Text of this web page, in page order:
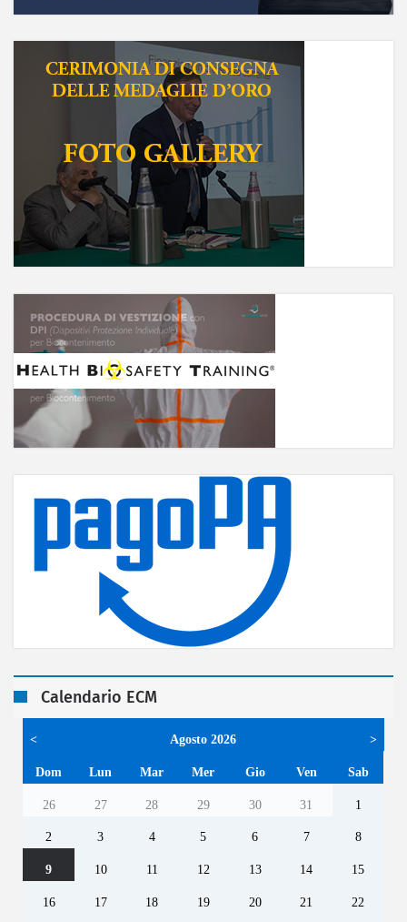
Calendario ECM
< Agosto 2026 >
Dom Lun Mar Mer Gio Ven Sab
26 27 28 29 30 31 1
2 3 4 5 6 7 8
9 10 11 12 13 14 15
16 17 18 19 20 21 22